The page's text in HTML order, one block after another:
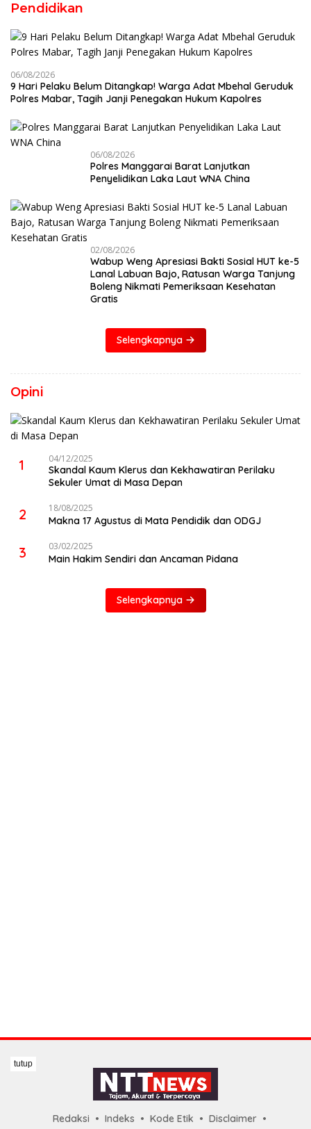
Pendidikan
06/08/2026
9 Hari Pelaku Belum Ditangkap! Warga Adat Mbehal Geruduk
Polres Mabar, Tagih Janji Penegakan Hukum Kapolres
06/08/2026
Polres Manggarai Barat Lanjutkan
Penyelidikan Laka Laut WNA China
02/08/2026
Wabup Weng Apresiasi Bakti Sosial HUT ke-5
Lanal Labuan Bajo, Ratusan Warga Tanjung
Boleng Nikmati Pemeriksaan Kesehatan
Gratis
Selengkapnya
Opini
1 04/12/2025
Skandal Kaum Klerus dan Kekhawatiran Perilaku
Sekuler Umat di Masa Depan
2 18/08/2025
Makna 17 Agustus di Mata Pendidik dan ODGJ
3 03/02/2025
Main Hakim Sendiri dan Ancaman Pidana
Selengkapnya
Redaksi Indeks Kode Etik
Disclaimer
tutup